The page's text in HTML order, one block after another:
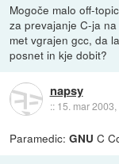
Mogoče malo off-
za prevajanje C-ja
met vgrajen gcc, da
posnet in kje dobit?
napsy
:: 15. mar 2003,
Paramedic:GNU C